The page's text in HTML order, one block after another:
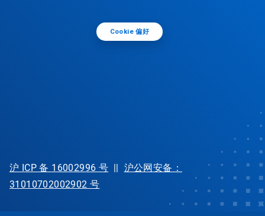
Cookie 偏好
沪 ICP 备 16002996 号 || 沪公网安备：
31010702002902 号